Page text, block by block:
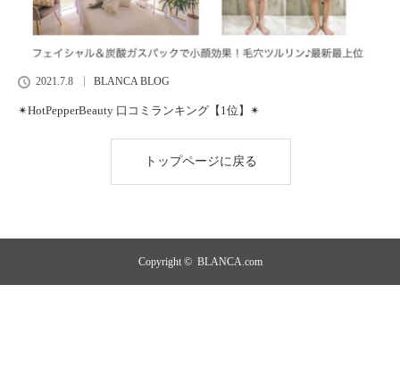
2021.7.8 BLANCA BLOG
✴︎HotPepperBeauty 口コミランキング【1位】✴︎
トップページに戻る
Copyright © BLANCA.com